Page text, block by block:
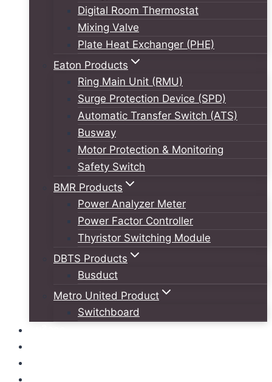
Digital Room Thermostat
Mixing Valve
Plate Heat Exchanger (PHE)
Eaton Products
Ring Main Unit (RMU)
Surge Protection Device (SPD)
Automatic Transfer Switch (ATS)
Busway
Motor Protection & Monitoring
Safety Switch
BMR Products
Power Analyzer Meter
Power Factor Controller
Thyristor Switching Module
DBTS Products
Busduct
Metro United Product
Switchboard